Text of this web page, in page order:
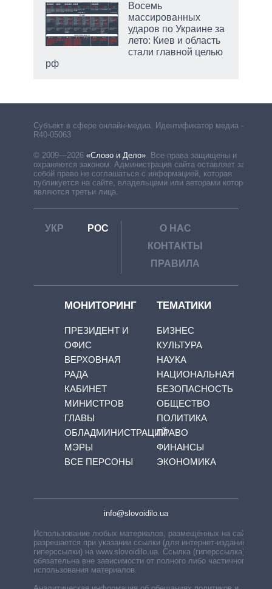
Восемь
массированных
ударов по Украине за
лето: Киев и область
стали главной целью
рф
Субъект в сфере онлайн-медиа. Идентификатор медиа –
R40-05063
© 2009—2026 «Слово и Дело». Все права защищены и
охраняются законом. Администрация сайта оставляет за
собой право не соглашаться с информацией, которая
публикуется на сайте, владельцами или авторами которой
являются третьи лица.
УКР РОС
О НАС
КОНТАКТЫ
ПРАВИЛА
МОНИТОРИНГ
ПРЕЗИДЕНТ И
ОФИС
ВЕРХОВНАЯ
РАДА
КАБИНЕТ
МИНИСТРОВ
ГЛАВЫ
ОБЛАДМИНИСТРАЦИЙ
МЭРЫ
ВСЕ ПЕРСОНЫ
ТЕМАТИКИ
БИЗНЕС
КУЛЬТУРА
НАУКА
НАЦИОНАЛЬНАЯ
БЕЗОПАСНОСТЬ
ОБЩЕСТВО
ПОЛИТИКА
ПРАВО
ФИНАНСЫ
ЭКОНОМИКА
info@slovoidilo.ua
Использование любых материалов, размещённых на сайте,
разрешается при указании ссылки (для интернет-изданий —
гиперссылки) на www.slovoidilo.ua. Ссылка (гиперссылка)
обязательна вне зависимости от полного либо частичного
использования материалов.